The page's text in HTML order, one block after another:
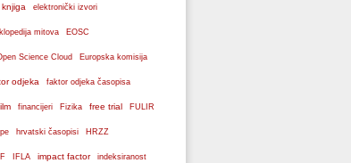
elektronički izvori
mitova EOSC
Science Cloud Europska komisija
odjeka faktor odjeka časopisa
financijeri Fizika free trial FULIR
hrvatski časopisi HRZZ
IF IFLA impact factor indeksiranost